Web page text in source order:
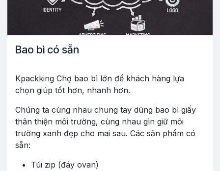
Bao bì có sẵn
Kpackking Chợ bao bì lớn để khách hàng lựa
chọn giúp tốt hơn, nhanh hơn.
Chúng ta cùng nhau chung tay dùng bao bì giấy
thân thiện môi trường, cùng nhau gìn giữ môi
trường xanh đẹp cho mai sau. Các sản phẩm có
sẵn:
Túi zip (đáy ovan)